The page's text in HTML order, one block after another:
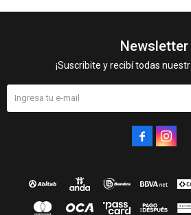
Newsletter
¡Suscribite y recibí todas
 